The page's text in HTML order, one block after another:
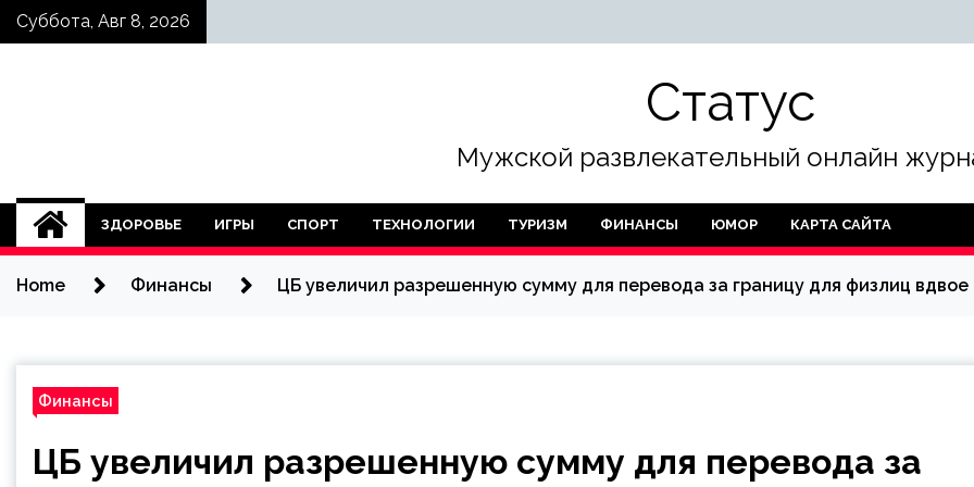
SkipСуббота, Авг 8, 2026
Статус
Мужской развлекательный онлайн
ЗДОРОВЬЕ ИГРЫ СПОРТ ТЕХНОЛОГИИ ТУРИЗМ ФИНАНСЫ ЮМОР КАРТА САЙТА
Home Финансы ЦБ увеличил разрешенную сумму для перевода за границу для физлиц вдвое
Финансы
ЦБ увеличил разрешенную сумму для перевода за